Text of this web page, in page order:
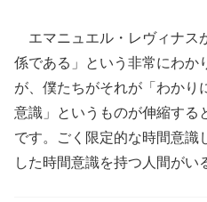
エマニュエル・レヴィナス
係である」という非常にわか
が、僕たちがそれが「わかり
意識」というものが伸縮する
です。ごく限定的な時間意識
した時間意識を持つ人間がい